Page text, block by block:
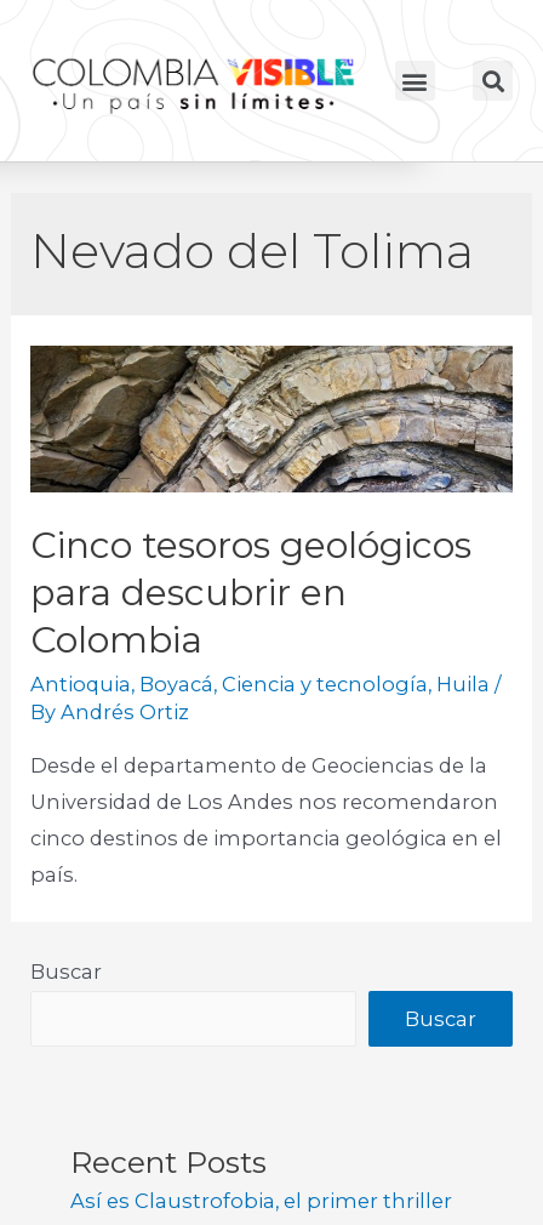
Nevado del Tolima
Cinco tesoros geológicos
para descubrir en
Colombia
Antioquia, Boyacá,Ciencia y tecnología, Huila /
ByAndrés Ortiz
Desde el departamento de Geociencias de la
Universidad de Los Andes nos recomendaron
cinco destinos de importancia geológica en el
país. ​
Buscar
Buscar
Recent Posts
Así es Claustrofobia, el primer thriller